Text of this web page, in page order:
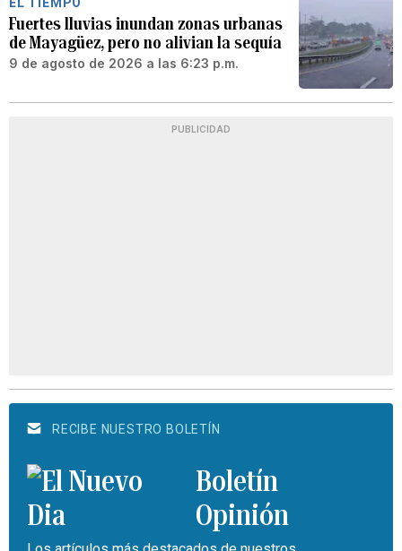
Fuertes lluvias inundan zonas urbanas
de Mayagüez, pero no alivian la sequía
9 de agosto de 2026 a las 6:23 p.m.
PUBLICIDAD
RECIBE NUESTRO BOLETÍN
Boletín
Opinión